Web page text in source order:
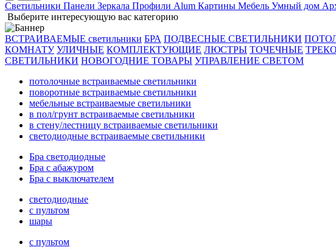
Светильники Панели Зеркала Профили Alum Картины Мебель Умный дом
Выберите интересующую вас категорию
ВСТРАИВАЕМЫЕ светильники БРА ПОДВЕСНЫЕ СВЕТИЛЬНИКИ
КОМНАТУ УЛИЧНЫЕ КОМПЛЕКТУЮЩИЕ ЛЮСТРЫ ТОЧЕЧНЫЕ
СВЕТИЛЬНИКИ НОВОГОДНИЕ ТОВАРЫ УПРАВЛЕНИЕ СВЕТОМ
потолочные встраиваемые светильники
поворотные встраиваемые светильники
мебельные встраиваемые светильники
в пол/грунт встраиваемые светильники
в стену/лестницу встраиваемые светильники
светодиодные встраиваемые светильники
Бра светодиодные
Бра с абажуром
Бра с выключателем
светодиодные
с пультом
шары
с пультом